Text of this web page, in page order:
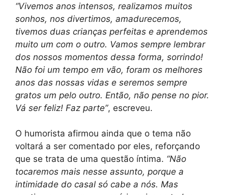
“Vivemos anos intensos, realizamos muitos
sonhos, nos divertimos, amadurecemos,
tivemos duas crianças perfeitas e aprendemos
muito um com o outro. Vamos sempre lembrar
dos nossos momentos dessa forma, sorrindo!
Não foi um tempo em vão, foram os melhores
anos das nossas vidas e seremos sempre
gratos um pelo outro. Então, não pense no pior.
Vá ser feliz! Faz parte”, escreveu.
O humorista afirmou ainda que o tema não
voltará a ser comentado por eles, reforçando
que se trata de uma questão íntima. “Não
tocaremos mais nesse assunto, porque a
intimidade do casal só cabe a nós. Mas